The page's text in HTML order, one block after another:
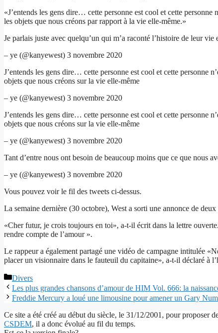
«J’entends les gens dire… cette personne est cool et cette
les objets que nous créons par rapport à la vie elle-même.»
Je parlais juste avec quelqu’un qui m’a raconté l’histoire de leur
– ye (@kanyewest) 3 novembre 2020
J’entends les gens dire… cette personne est cool et cette personne
objets que nous créons sur la vie elle-même
– ye (@kanyewest) 3 novembre 2020
J’entends les gens dire… cette personne est cool et cette personne
objets que nous créons sur la vie elle-même
– ye (@kanyewest) 3 novembre 2020
Tant d’entre nous ont besoin de beaucoup moins que ce que nous
– ye (@kanyewest) 3 novembre 2020
Vous pouvez voir le fil des tweets ci-dessus.
La semaine dernière (30 octobre), West a sorti une annonce de
«Cher futur, je crois toujours en toi», a-t-il écrit dans la lettre
rendre compte de l’amour ».
Le rappeur a également partagé une vidéo de campagne intitulée
placer un visionnaire dans le fauteuil du capitaine», a-t-il déclaré à
Catégories
Divers
Les plus grandes chansons d’amour de HIM Vol. 666: la
Freddie Mercury a loué une limousine pour amener un Gary
Ce site a été créé au début du siècle, le 31/12/2001, pour proposer
CSDEM, il a donc évolué au fil du temps.